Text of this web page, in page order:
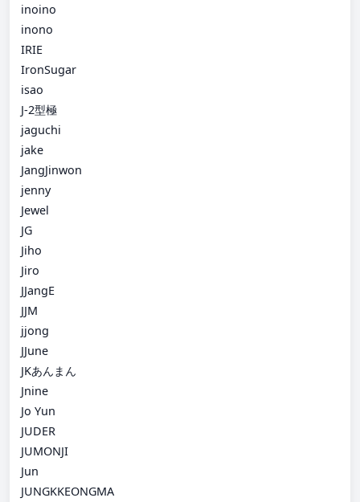
inoino
inono
IRIE
IronSugar
isao
J-2型極
jaguchi
jake
JangJinwon
jenny
Jewel
JG
Jiho
Jiro
JJangE
JJM
jjong
JJune
JKあんまん
Jnine
Jo Yun
JUDER
JUMONJI
Jun
JUNGKKEONGMA